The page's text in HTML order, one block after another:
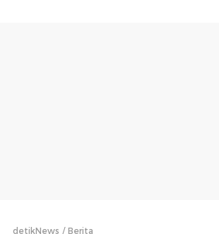
detikNews Berita